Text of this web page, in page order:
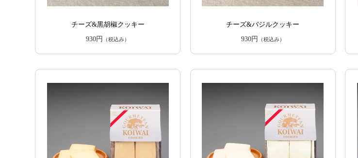
チーズ&黒胡椒クッキー
930円
（税込み）
チーズ&バジルクッキー
930円
（税込み）